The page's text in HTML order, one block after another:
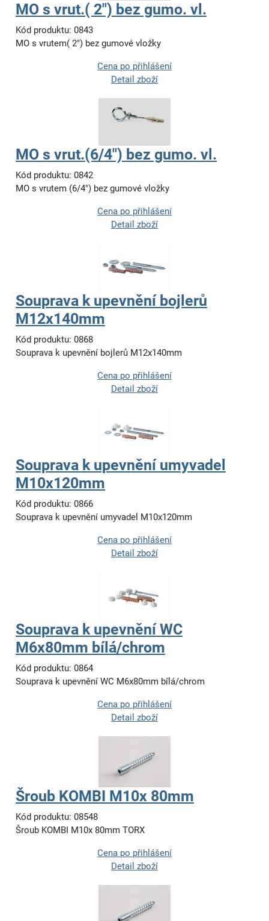
MO s vrut.( 2") bez gumo. vl.
Kód produktu: 0843
MO s vrutem( 2") bez gumové vložky
Cena po přihlášení
Detail zboží
MO s vrut.(6/4") bez gumo. vl.
Kód produktu: 0842
MO s vrutem (6/4") bez gumové vložky
Cena po přihlášení
Detail zboží
Souprava k upevnění bojlerů
M12x140mm
Kód produktu: 0868
Souprava k upevnění bojlerů M12x140mm
Cena po přihlášení
Detail zboží
Souprava k upevnění umyvadel
M10x120mm
Kód produktu: 0866
Souprava k upevnění umyvadel M10x120mm
Cena po přihlášení
Detail zboží
Souprava k upevnění WC
M6x80mm bílá/chrom
Kód produktu: 0864
Souprava k upevnění WC M6x80mm bílá/chrom
Cena po přihlášení
Detail zboží
Šroub KOMBI M10x 80mm
Kód produktu: 08548
Šroub KOMBI M10x 80mm TORX
Cena po přihlášení
Detail zboží